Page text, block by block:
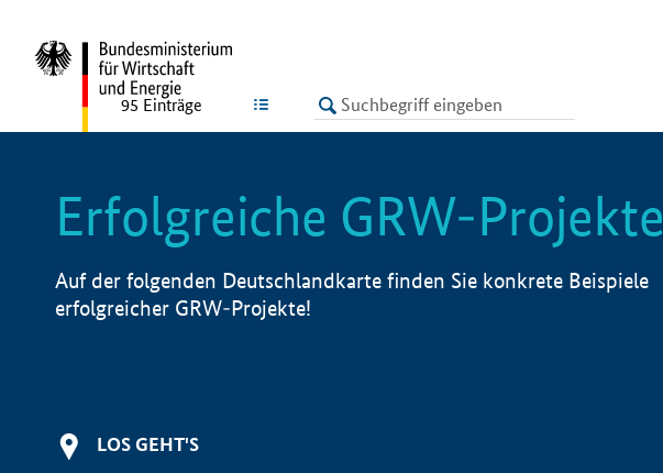
LISTE
95 Einträge
Erfolgreiche GRW-Projekte
Auf der folgenden Deutschlandkarte finden Sie konkrete Beispiele
erfolgreicher GRW-Projekte!
LOS GEHT'S